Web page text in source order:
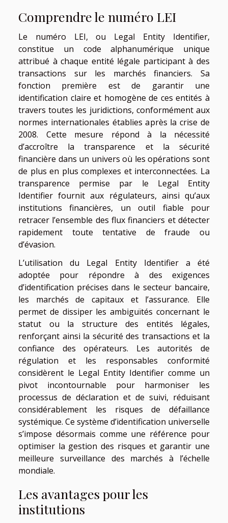
Comprendre le numéro LEI
Le numéro LEI, ou Legal Entity Identifier,
constitue un code alphanumérique unique
attribué à chaque entité légale participant à des
transactions sur les marchés financiers. Sa
fonction première est de garantir une
identification claire et homogène de ces entités à
travers toutes les juridictions, conformément aux
normes internationales établies après la crise de
2008. Cette mesure répond à la nécessité
d’accroître la transparence et la sécurité
financière dans un univers où les opérations sont
de plus en plus complexes et interconnectées. La
transparence permise par le Legal Entity
Identifier fournit aux régulateurs, ainsi qu’aux
institutions financières, un outil fiable pour
retracer l’ensemble des flux financiers et détecter
rapidement toute tentative de fraude ou
d’évasion.
L’utilisation du Legal Entity Identifier a été
adoptée pour répondre à des exigences
d’identification précises dans le secteur bancaire,
les marchés de capitaux et l’assurance. Elle
permet de dissiper les ambiguïtés concernant le
statut ou la structure des entités légales,
renforçant ainsi la sécurité des transactions et la
confiance des opérateurs. Les autorités de
régulation et les responsables conformité
considèrent le Legal Entity Identifier comme un
pivot incontournable pour harmoniser les
processus de déclaration et de suivi, réduisant
considérablement les risques de défaillance
systémique. Ce système d’identification universelle
s’impose désormais comme une référence pour
optimiser la gestion des risques et garantir une
meilleure surveillance des marchés à l’échelle
mondiale.
Les avantages pour les
institutions